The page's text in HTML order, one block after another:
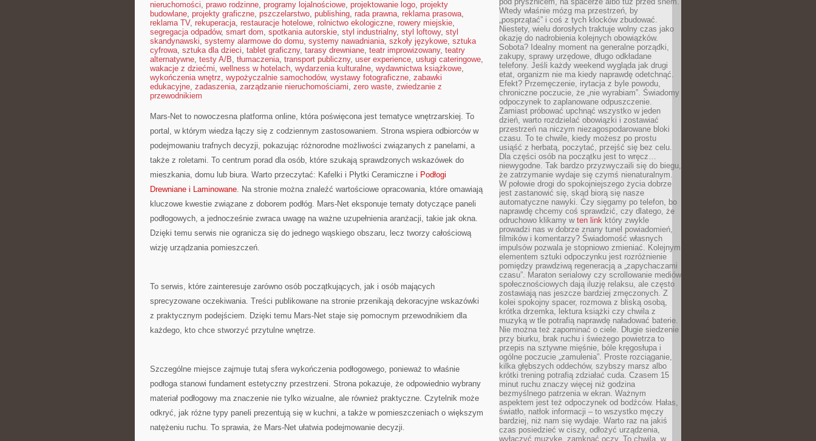
nieruchomości, prawo rodzinne, programy lojalnościowe, projektowanie logo, projekty
budowlane, projekty graficzne, pszczelarstwo, publishing, rada prawna, reklama prasowa,
reklama TV, rekuperacja, restauracje hotelowe, rolnictwo ekologiczne, rowery miejskie,
segregacja odpadów, smart dom, spotkania autorskie, styl industrialny, styl loftowy, styl
skandynawski, systemy alarmowe do domu, systemy nawadniania, szkoły językowe, sztuka
cyfrowa, sztuka dla dzieci, tablet graficzny, tarasy drewniane, teatr improwizowany, teatry
alternatywne, testy A/B, tłumaczenia, transport publiczny, user experience, usługi cateringowe,
wakacje z dziećmi, wellness w hotelach, wydarzenia kulturalne, wydawnictwa książkowe,
wykończenia wnętrz, wypożyczalnie samochodów, wystawy fotograficzne, zabawki
edukacyjne, zadaszenia, zarządzanie nieruchomościami, zero waste, zwiedzanie z
przewodnikiem
Mars-Net to nowoczesna platforma online, która poświęcona jest tematyce wnętrzarskiej. To
portal, w którym wiedza łączy się z codziennym zastosowaniem. Strona wspiera odbiorców w
podejmowaniu trafnych decyzji, pokazując różnorodne możliwości związanych z panelami, a
także z roletami. To centrum porad dla osób, które szukają sprawdzonych wskazówek do
mieszkania, domu lub biura. Warto przeczytać: Kafelki i Płytki Ceramiczne i Podłogi
Drewniane i Laminowane. Na stronie można znaleźć wartościowe opracowania, które omawiają
kluczowe kwestie związane z doborem podłóg. Mars-Net eksponuje tematy dotyczące paneli
podłogowych, a jednocześnie zwraca uwagę na ważne uzupełnienia aranżacji, takie jak okna.
Dzięki temu serwis nie ogranicza się do jednego wąskiego obszaru, lecz tworzy całościową
wizję urządzania pomieszczeń.
To serwis, które zainteresuje zarówno osób początkujących, jak i osób mających
sprecyzowane oczekiwania. Treści publikowane na stronie przenikają dekoracyjne wskazówki
z praktycznym podejściem. Dzięki temu Mars-Net staje się pomocnym przewodnikiem dla
każdego, kto chce stworzyć przytulne wnętrze.
Szczególne miejsce zajmuje tutaj sfera wykończenia podłogowego, ponieważ to właśnie
podłoga stanowi fundament estetyczny przestrzeni. Strona pokazuje, że odpowiednio wybrany
materiał podłogowy ma znaczenie nie tylko wizualne, ale również praktyczne. Czytelnik może
odkryć, jak różne typy paneli prezentują się w kuchni, a także w pomieszczeniach o większym
natężeniu ruchu. To sprawia, że Mars-Net ułatwia podejmowanie decyzji.
Wtedy właśnie mózg ma przestrzeń, by
„posprzątać” i coś z tych klocków zbudować.
Niestety, wielu dorosłych traktuje wolny czas jako
okazję do nadrobienia kolejnych obowiązków.
Sobota? Idealny moment na generalne porządki,
zakupy, sprawy urzędowe, długo odkładane
telefony. Jeśli każdy weekend wygląda jak drugi
etat, organizm nie ma kiedy naprawdę odetchnąć.
Efekt? Przemęczenie, irytacja z byle powodu,
chroniczne poczucie, że „nie wyrabiam”. Świadomy
odpoczynek to zaplanowane odpuszczenie.
Zamiast próbować upchnąć wszystko w jeden
dzień, warto rozdzielać obowiązki i zostawiać
przestrzeń na niczym niezagospodarowane bloki
czasu. To te chwile, kiedy możesz po prostu
usiąść z herbatą, poczytać, przejść się bez celu.
Dla części osób na początku jest to wręcz…
niewygodne. Tak bardzo przyzwyczaili się do biegu,
że zatrzymanie wydaje się czymś nienaturalnym.
W połowie drogi do spokojniejszego życia dobrze
jest zastanowić się, skąd biorą się nasze
automatyczne nawyki. Czy sięgamy po telefon, bo
naprawdę chcemy coś sprawdzić, czy dlatego, że
odruchowo klikamy w ten link który zwykle
prowadzi nas w dobrze znany tunel powiadomień,
filmików i komentarzy? Świadomość własnych
impulsów pozwala je stopniowo zmieniać. Kolejnym
elementem sztuki odpoczynku jest rozróżnienie
pomiędzy prawdziwą regeneracją a „zapychaczami
czasu”. Maraton serialowy czy scrollowanie mediów
społecznościowych dają iluzję relaksu, ale często
zostawiają nas jeszcze bardziej zmęczonych. Z
kolei spokojny spacer, rozmowa z bliską osobą,
krótka drzemka, lektura książki czy chwila z
muzyką w tle potrafią naprawdę naładować baterie.
Nie można też zapominać o ciele. Długie siedzenie
przy biurku, brak ruchu i świeżego powietrza to
przepis na sztywne mięśnie, bóle kręgosłupa i
ogólne poczucie „zamulenia”. Proste rozciąganie,
kilka głębszych oddechów, szybszy marsz albo
krótki trening potrafią zdziałać cuda. Czasem 15
minut ruchu znaczy więcej niż godzina
bezmyślnego patrzenia w ekran. Ważnym
aspektem jest też odpoczynek od bodźców. Hałas,
światło, natłok informacji – to wszystko męczy
bardziej, niż nam się wydaje. Warto raz na jakiś
czas posiedzieć w ciszy, odłożyć urządzenia,
wyłączyć muzykę, zamknąć oczy. To chwila, w